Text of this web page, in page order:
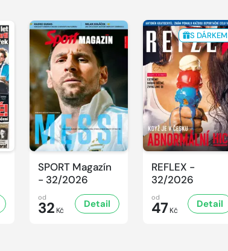
SPORT Magazín
- 32/2026
od
32 Kč
Detail
S DÁRKEM
REFLEX -
32/2026
od
47 Kč
Detail